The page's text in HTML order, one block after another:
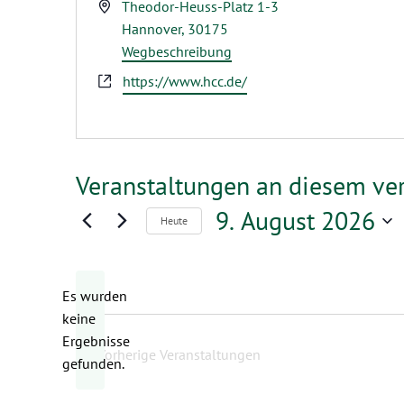
AdresseTheodor-Heuss-Platz 1-3
Hannover, 30175
Wegbeschreibung
Webseitehttps://www.hcc.de/
Veranstaltungen an diesem
Hinweis
Es wurden
keine
Ergebnisse
gefunden.
Heute 9. August 2026
Vorherige Veranstaltungen